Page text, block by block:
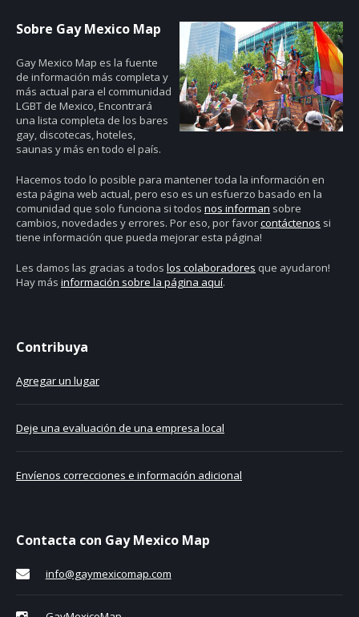
Sobre Gay Mexico Map
Gay Mexico Map es la fuente
de información más completa y
más actual para el communidad
LGBT de Mexico, Encontrará
una lista completa de los bares
gay, discotecas, hoteles,
saunas y más en todo el país.
Hacemos todo lo posible para mantener toda la información en
esta página web actual, pero eso es un esfuerzo basado en la
comunidad que solo funciona si todos nos informan sobre
cambios, novedades y errores. Por eso, por favorcontáctenos si
tiene información que pueda mejorar esta página!
Les damos las gracias a todos los colaboradores que ayudaron!
Hay más información sobre la página aquí.
Contribuya
Agregar un lugar
Deje una evaluación de una empresa local
Envíenos correcciones e información adicional
Contacta con Gay Mexico Map
info@gaymexicomap.com